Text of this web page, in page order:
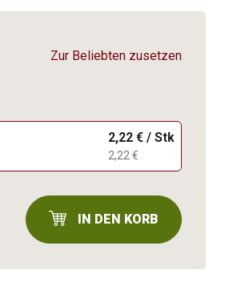
Zur Beliebten zusetzen
2,22 € / Stk
2,22 €
IN DEN KORB